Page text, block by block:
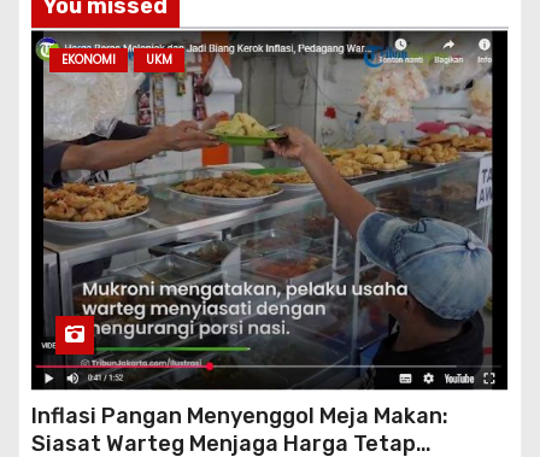
You missed
EKONOMI UKM
Inflasi Pangan Menyenggol Meja Makan:
Siasat Warteg Menjaga Harga Tetap